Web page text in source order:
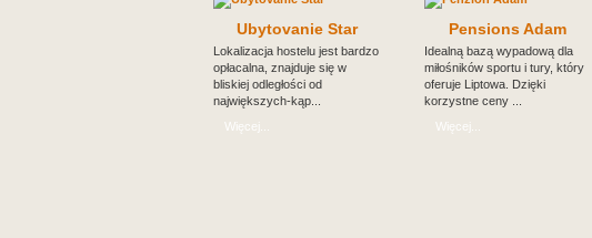
Ubytovanie Star
Lokalizacja hostelu jest bardzo
opłacalna, znajduje się w
bliskiej odległości od
największych-kąp...
Więcej...
Pensions Adam
Idealną bazą wypadową dla
miłośników sportu i tury, który
oferuje Liptowa. Dzięki
korzystne ceny ...
Więcej...